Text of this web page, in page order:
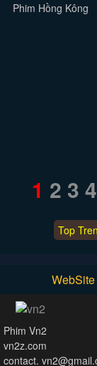
Phim Hồng Kông
1 2 3 4
Top
Phim Vn2
vn2z.com
contact.